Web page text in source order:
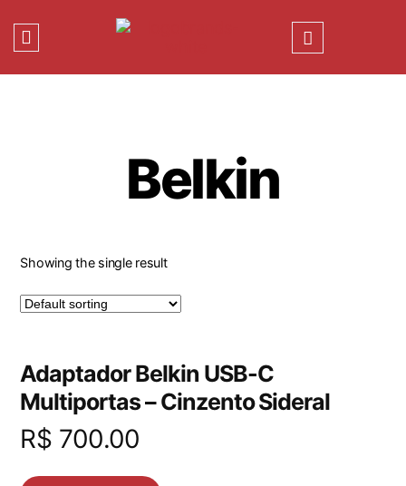
Belkin
Showing the single result
Adaptador Belkin USB-C
Multiportas – Cinzento Sideral
R$ 700.00